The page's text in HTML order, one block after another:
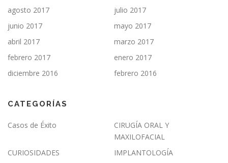
agosto 2017
julio 2017
junio 2017
mayo 2017
abril 2017
marzo 2017
febrero 2017
enero 2017
diciembre 2016
febrero 2016
CATEGORÍAS
Casos de Éxito
CIRUGÍA ORAL Y
MAXILOFACIAL
CURIOSIDADES
IMPLANTOLOGÍA